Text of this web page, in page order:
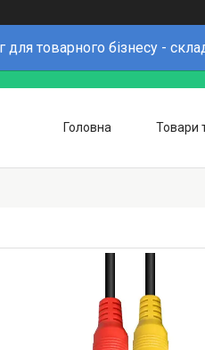
товарного бізнесу -
Головна Товари